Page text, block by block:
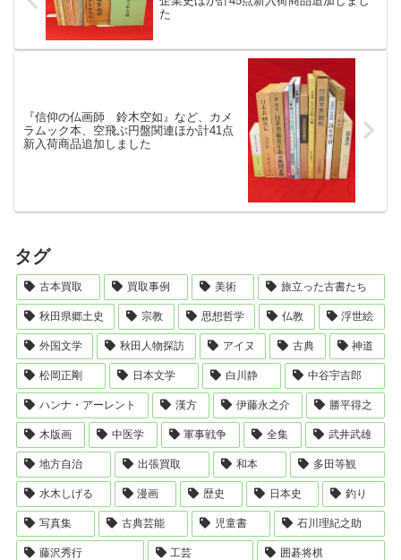
た
『信仰の仏画師 鈴木空如』など、カメ
ラムック本、空飛ぶ円盤関連ほか計41点
新入荷商品追加しました
タグ
古本買取 買取事例 美術 旅立った古書たち
秋田県郷土史 宗教 思想哲学 仏教 浮世絵
外国文学 秋田人物探訪 アイヌ 古典 神道
松岡正剛 日本文学 白川静 中谷宇吉郎
ハンナ・アーレント 漢方 伊藤永之介 勝平得之
木版画 中医学 軍事戦争 全集 武井武雄
地方自治 出張買取 和本 多田等観
水木しげる 漫画 歴史 日本史 釣り
写真集 古典芸能 児童書 石川理紀之助
藤沢秀行 工芸 囲碁将棋